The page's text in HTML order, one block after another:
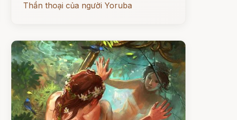
Thần thoại của người Yoruba